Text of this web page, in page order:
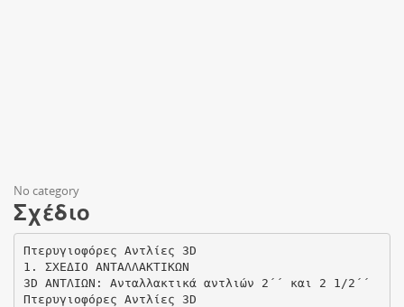
No category
Σχέδιο
Πτερυγιοφόρες Αντλίες 3D
1. ΣΧΕΔΙΟ ΑΝΤΑΛΛΑΚΤΙΚΩΝ
3D ΑΝΤΛΙΩΝ: Ανταλλακτικά αντλιών 2΄΄ και 2 1/2΄΄
Πτερυγιοφόρες Αντλίες 3D